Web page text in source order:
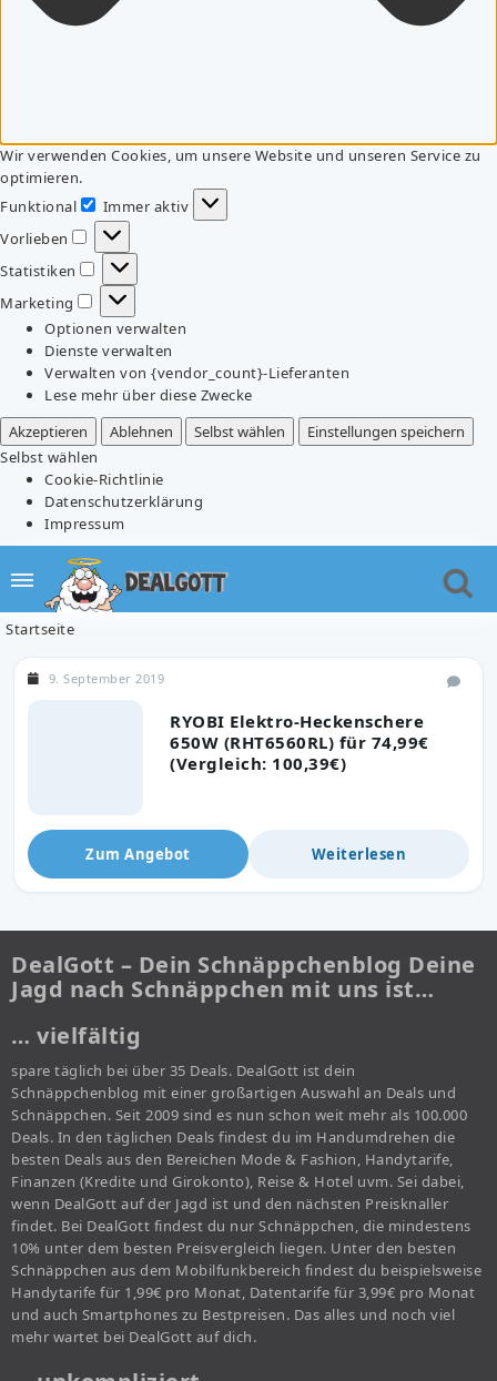
Wir verwenden Cookies, um unsere Website und unseren Service zu
optimieren.
Funktional
Funktional
Immer aktiv
Vorlieben
Vorlieben
Statistiken
Statistiken
Marketing
Marketing
Optionen verwalten
Dienste verwalten
Verwalten von {vendor_count}-Lieferanten
Lese mehr über diese Zwecke
Akzeptieren
Ablehnen Selbst wählen
Einstellungen speichern
Selbst wählen
Cookie-Richtlinie
Datenschutzerklärung
Impressum
Startseite
RYOBI Elektro-Heckenschere
650W (RHT6560RL) für 74,99€
(Vergleich: 100,39€)
9. September 2019
Zum Angebot Weiterlesen
DealGott – Dein Schnäppchenblog Deine
Jagd nach Schnäppchen mit uns ist…
… vielfältig
spare täglich bei über 35 Deals. DealGott ist dein
Schnäppchenblog mit einer großartigen Auswahl an Deals und
Schnäppchen. Seit 2009 sind es nun schon weit mehr als 100.000
Deals. In den täglichen Deals findest du im Handumdrehen die
besten Deals aus den Bereichen Mode & Fashion, Handytarife,
Finanzen (Kredite und Girokonto), Reise & Hotel uvm. Sei dabei,
wenn DealGott auf der Jagd ist und den nächsten Preisknaller
findet. Bei DealGott findest du nur Schnäppchen, die mindestens
10% unter dem besten Preisvergleich liegen. Unter den besten
Schnäppchen aus dem Mobilfunkbereich findest du beispielsweise
Handytarife für 1,99€ pro Monat, Datentarife für 3,99€ pro Monat
und auch Smartphones zu Bestpreisen. Das alles und noch viel
mehr wartet bei DealGott auf dich.